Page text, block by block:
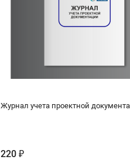
Журнал учета проектной
220₽